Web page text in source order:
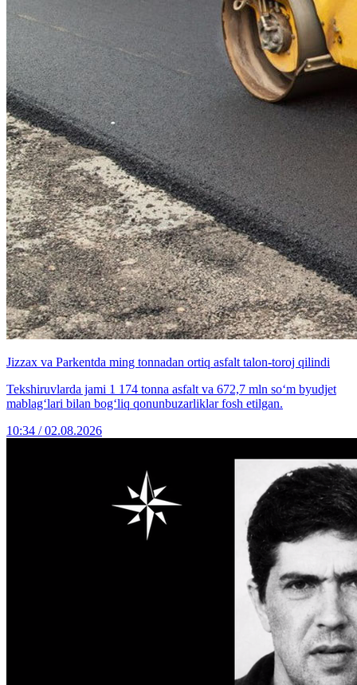
Jizzax va Parkentda ming tonnadan ortiq asfalt talon-toroj qilindi
Tekshiruvlarda jami 1 174 tonna asfalt va 672,7 mln so‘m byudjet
mablag‘lari bilan bog‘liq qonunbuzarliklar fosh etilgan.
10:34 / 02.08.2026